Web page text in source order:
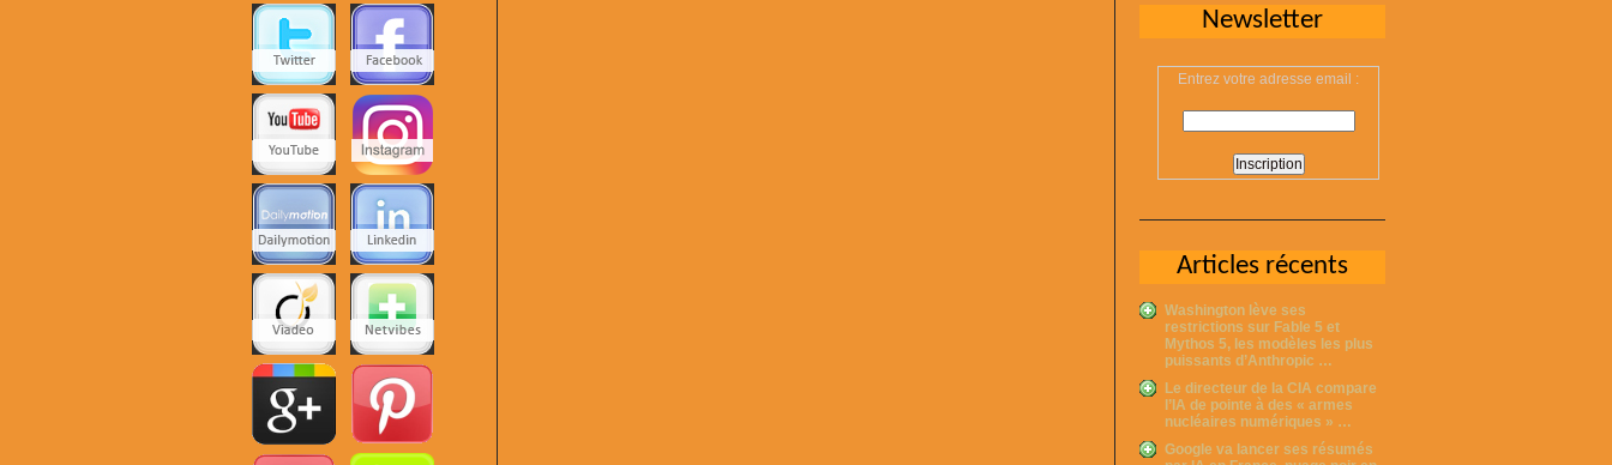
Newsletter
Entrez votre adresse email :
Articles récents
Washington lève ses
restrictions sur Fable 5 et
Mythos 5, les modèles les plus
puissants d’Anthropic …
Le directeur de la CIA compare
l’IA de pointe à des « armes
nucléaires numériques » …
Google va lancer ses résumés